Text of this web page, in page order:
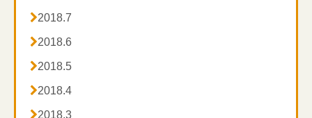
2018.7
2018.6
2018.5
2018.4
2018.3